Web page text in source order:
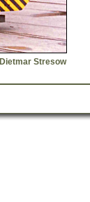
Dietmar Stresow